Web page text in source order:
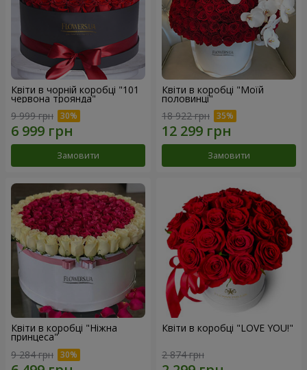
Квіти в чорній коробці "101
червона троянда"
9 999 грн
Замовити
Квіти в коробці "Моїй
половинці"
18 922 грн
Замовити
Квіти в коробці "Ніжна
принцеса"
9 284 грн
Квіти в коробці "LOVE YOU!"
2 874 грн